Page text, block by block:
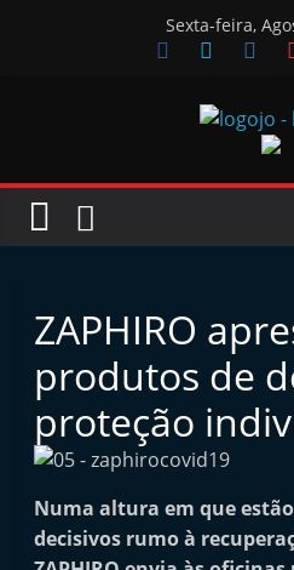
Sexta-feira,
n
i
ZAPHIRO
produtos de
proteção
Numa altura em que
decisivos rumo à